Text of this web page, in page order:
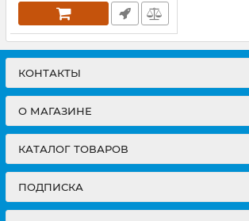
КОНТАКТЫ
О МАГАЗИНЕ
КАТАЛОГ ТОВАРОВ
ПОДПИСКА